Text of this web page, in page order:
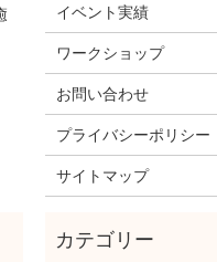
イベント実績
ワークショップ
お問い合わせ
プライバシーポリシー
サイトマップ